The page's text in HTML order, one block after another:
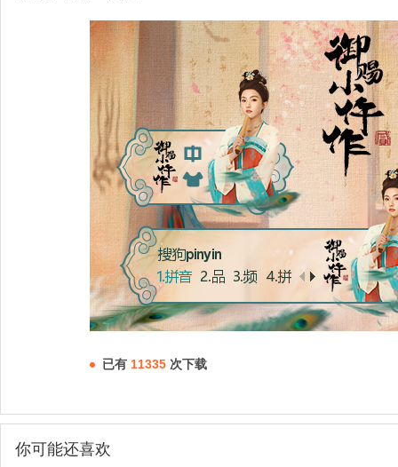
已有 11335 次下载
你可能还喜欢